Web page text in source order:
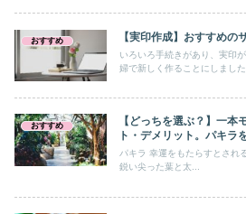
おすすめ 【実印作成】おすすめの
いろいろ手続きがあり、実印
婦で新しく作ることにしました
おすすめ
【どっちを選ぶ？】一本
ト・デメリット。パキラ
パキラ 幸運をもたらすとされ
鋭い尖った葉と太...